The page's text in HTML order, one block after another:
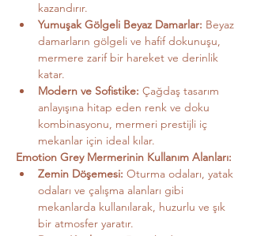
kazandırır.
Yumuşak Gölgeli Beyaz Damarlar: Beyaz
damarların gölgeli ve hafif dokunuşu,
mermere zarif bir hareket ve derinlik
katar.
Modern ve Sofistike: Çağdaş tasarım
anlayışına hitap eden renk ve doku
kombinasyonu, mermeri prestijli iç
mekanlar için ideal kılar.
Emotion Grey Mermerinin Kullanım Alanları:
Zemin Döşemesi: Oturma odaları, yatak
odaları ve çalışma alanları gibi
mekanlarda kullanılarak, huzurlu ve şık
bir atmosfer yaratır.